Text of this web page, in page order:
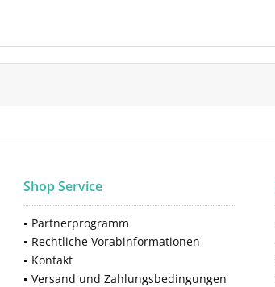
Shop Service
Partnerprogramm
Rechtliche Vorabinformationen
Kontakt
Versand und Zahlungsbedingungen